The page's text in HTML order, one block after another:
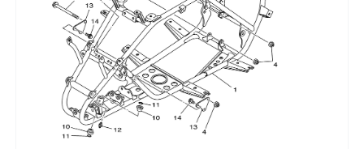
Топливная система
Тормозная система
Трансмиссия